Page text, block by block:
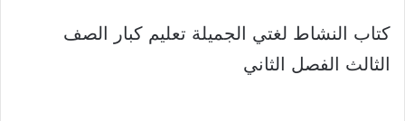
كتاب النشاط لغتي الجميلة تعليم كبار الصف
الثالث الفصل الثاني